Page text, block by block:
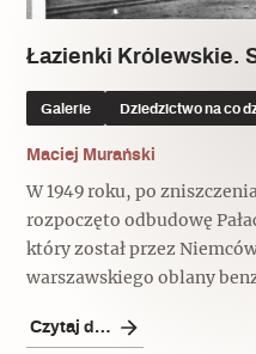
Łazienki Królewskie.
Galerie Dziedzictwo na co
Maciej Murański
W 1949 roku, po
rozpoczęto odbudowę
który został przez
warszawskiego oblany
Czytaj dalej